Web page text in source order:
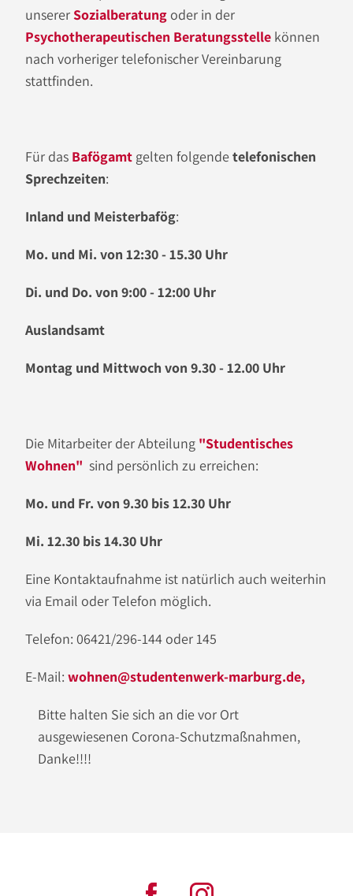
unsererSozialberatung oder in der
Psychotherapeutischen Beratungsstelle können
nach vorheriger telefonischer Vereinbarung
stattfinden.
Für das Bafögamt gelten folgendetelefonischen
Sprechzeiten:
Inland und Meisterbafög:
Mo. und Mi. von 12:30 - 15.30 Uhr
Di. und Do. von 9:00 - 12:00 Uhr
Auslandsamt
Montag und Mittwoch von 9.30 - 12.00 Uhr
Die Mitarbeiter der Abteilung "Studentisches
Wohnen" sind persönlich zu erreichen:
Mo. und Fr. von 9.30 bis 12.30 Uhr
Mi. 12.30 bis 14.30 Uhr
Eine Kontaktaufnahme ist natürlich auch weiterhin
via Email oder Telefon möglich.
Telefon: 06421/296-144 oder 145
E-Mail: wohnen@studentenwerk-marburg.de,
Bitte halten Sie sich an die vor Ort
ausgewiesenen Corona-Schutzmaßnahmen,
Danke!!!!